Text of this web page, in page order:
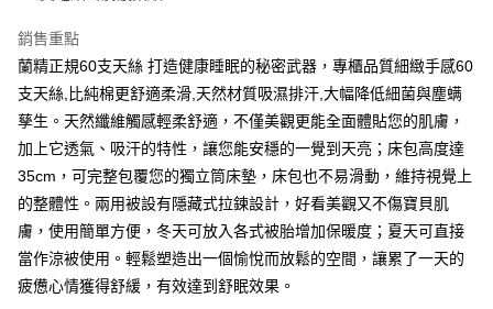
Google Pay
全盈+PAY
【大哥付你分期使用說明】
1.本服務由台灣大哥大提供，台灣大哥大用戶可立即使用無須另外申請。
2.付款方式選擇「大哥付你分期」，訂單成立後會自動跳轉到大哥付的交易
流程，驗證手機門號後，選擇欲分期的期數、繳款截止日，確認付款後即完
成交易。
3.實際核准額度、可分期數及費用金額請依後續交易確認頁面所載為準。
4.訂單成立30分鐘內，如未前往確認交易或遇審核未通過，訂單將自動取
AFTEE先享後付
相關說明
【關於「AFTEE先享後付」】
AFTEE先享後付是「在收到商品之後才付款」的支付方式。 讓您購物簡單
便利好安心！
１．簡單：不需註冊會員、不需綁卡、不需儲值。
運送方式
銷售重點
蘭精正規60支天絲 打造健康睡眠的秘密武器，專櫃品質細緻手感60
支天絲,比純棉更舒適柔滑,天然材質吸濕排汗,大幅降低細菌與塵螨
孳生。天然纖維觸感輕柔舒適，不僅美觀更能全面體貼您的肌膚，
加上它透氣、吸汗的特性，讓您能安穩的一覺到天亮；床包高度達
35cm，可完整包覆您的獨立筒床墊，床包也不易滑動，維持視覺上
的整體性。兩用被設有隱藏式拉鍊設計，好看美觀又不傷寶貝肌
膚，使用簡單方便，冬天可放入各式被胎增加保暖度；夏天可直接
當作涼被使用。輕鬆塑造出一個愉悅而放鬆的空間，讓累了一天的
疲憊心情獲得舒緩，有效達到舒眠效果。